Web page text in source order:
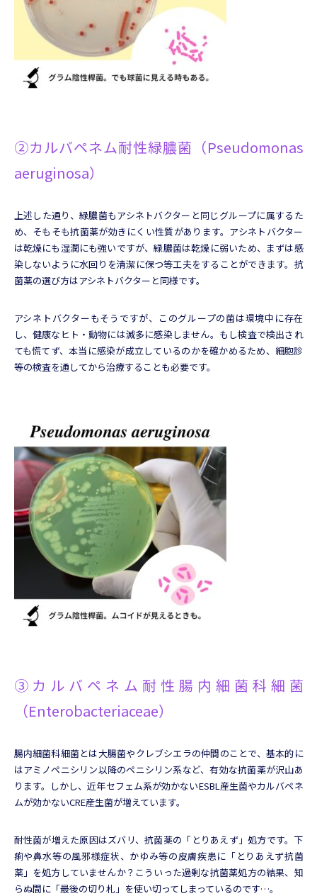
②カルバペネム耐性緑膿菌（Pseudomonas
aeruginosa）
上述した通り、緑膿菌もアシネトバクターと同じグループに属するた
め、そもそも抗菌薬が効きにくい性質があります。アシネトバクター
は乾燥にも湿潤にも強いですが、緑膿菌は乾燥に弱いため、まずは感
染しないように水回りを清潔に保つ等工夫をすることができます。抗
菌薬の選び方はアシネトバクターと同様です。
アシネトバクターもそうですが、このグループの菌は環境中に存在
し、健康なヒト・動物には滅多に感染しません。もし検査で検出され
ても慌てず、本当に感染が成立しているのかを確かめるため、細胞診
等の検査を通してから治療することも必要です。
③カルバペネム耐性腸内細菌科細菌
（Enterobacteriaceae）
腸内細菌科細菌とは大腸菌やクレブシエラの仲間のことで、基本的に
はアミノペニシリン以降のペニシリン系など、有効な抗菌薬が沢山あ
ります。しかし、近年セフェム系が効かないESBL産生菌やカルバペネ
ムが効かないCRE産生菌が増えています。
耐性菌が増えた原因はズバリ、抗菌薬の「とりあえず」処方です。下
痢や鼻水等の風邪様症状、かゆみ等の皮膚疾患に「とりあえず抗菌
薬」を処方していませんか？こういった過剰な抗菌薬処方の結果、知
らぬ間に「最後の切り札」を使い切ってしまっているのです…。